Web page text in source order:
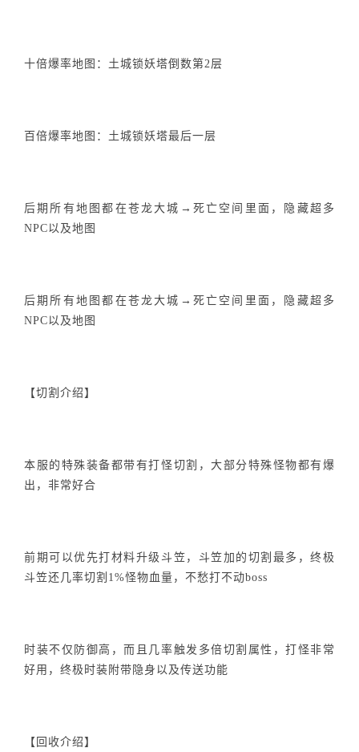
十倍爆率地图：土城锁妖塔倒数第2层
百倍爆率地图：土城锁妖塔最后一层
后期所有地图都在苍龙大城→死亡空间里面，隐藏超多
NPC以及地图
后期所有地图都在苍龙大城→死亡空间里面，隐藏超多
NPC以及地图
【切割介绍】
本服的特殊装备都带有打怪切割，大部分特殊怪物都有爆
出，非常好合
前期可以优先打材料升级斗笠，斗笠加的切割最多，终极
斗笠还几率切割1%怪物血量，不愁打不动boss
时装不仅防御高，而且几率触发多倍切割属性，打怪非常
好用，终极时装附带隐身以及传送功能
【回收介绍】